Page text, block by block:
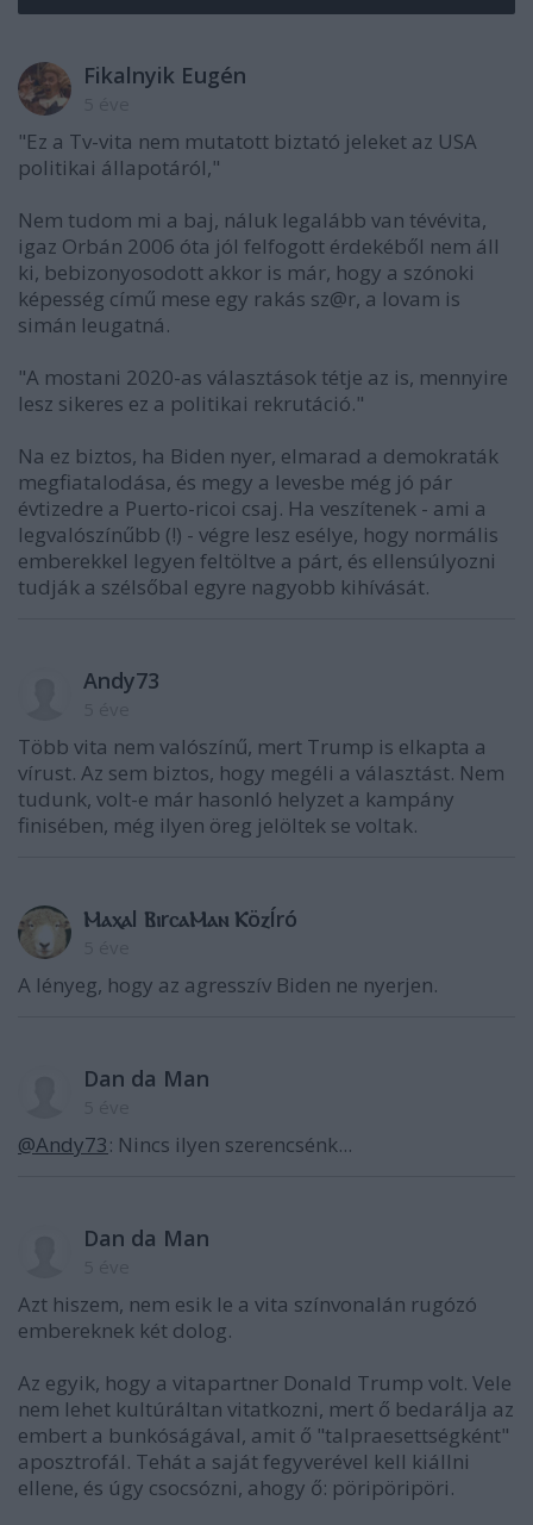
Fikalnyik Eugén
"Ez a Tv-vita nem mutatott biztató jeleket az USA
politikai állapotáról,"
Nem tudom mi a baj, náluk legalább van tévévita,
igaz Orbán 2006 óta jól felfogott érdekéből nem áll
ki, bebizonyosodott akkor is már, hogy a szónoki
képesség című mese egy rakás sz@r, a lovam is
simán leugatná.
"A mostani 2020-as választások tétje az is, mennyire
lesz sikeres ez a politikai rekrutáció."
Na ez biztos, ha Biden nyer, elmarad a demokraták
megfiatalodása, és megy a levesbe még jó pár
évtizedre a Puerto-ricoi csaj. Ha veszítenek - ami a
legvalószínűbb (!) - végre lesz esélye, hogy normális
emberekkel legyen feltöltve a párt, és ellensúlyozni
tudják a szélsőbal egyre nagyobb kihívását.
Andy73
Több vita nem valószínű, mert Trump is elkapta a
vírust. Az sem biztos, hogy megéli a választást. Nem
tudunk, volt-e már hasonló helyzet a kampány
finisében, még ilyen öreg jelöltek se voltak.
ⲘⲁⲭѴⲁl ⲂⲓrⲥⲁⲘⲁⲛ ⲔöⲍÍró
A lényeg, hogy az agresszív Biden ne nyerjen.
Dan da Man
@Andy73: Nincs ilyen szerencsénk...
Dan da Man
Azt hiszem, nem esik le a vita színvonalán rugózó
embereknek két dolog.
Az egyik, hogy a vitapartner Donald Trump volt. Vele
nem lehet kultúráltan vitatkozni, mert ő bedarálja az
embert a bunkóságával, amit ő "talpraesettségként"
aposztrofál. Tehát a saját fegyverével kell kiállni
ellene, és úgy csocsózni, ahogy ő: pöripöripöri.